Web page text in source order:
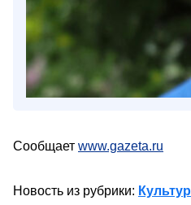
Сообщает www.gazeta.ru
Новость из рубрики: